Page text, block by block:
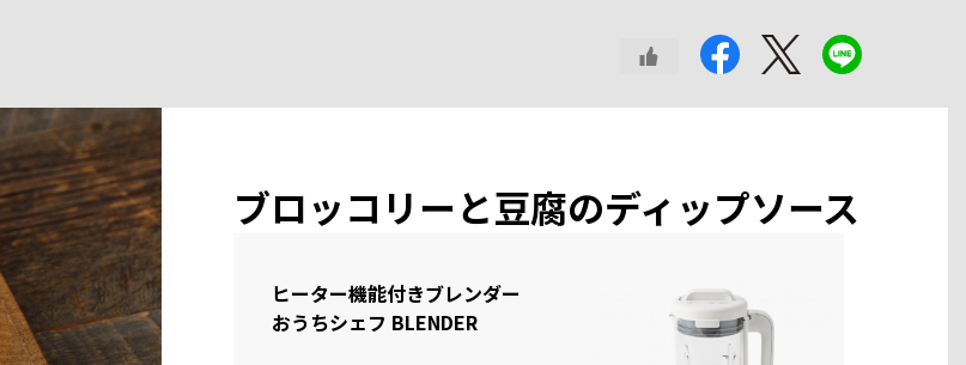
ブロッコリーと豆腐のディップソース
ヒーター機能付きブレンダー
おうちシェフ BLENDER